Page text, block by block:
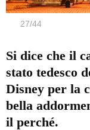
27/44
Si dice che il
stato tedesco
Disney per la
bella
il perché.